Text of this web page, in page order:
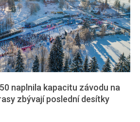
naplnila kapacitu závodu na
zbývají poslední desítky